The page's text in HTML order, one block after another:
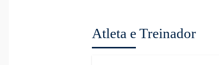
Atleta e Treinador